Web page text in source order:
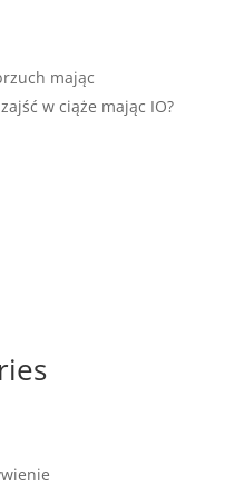
mając
w ciąże mając IO?